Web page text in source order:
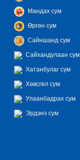
Мандах сум
Өргөн сум
Сайншанд сум
Сайхандулаан сум
Хатанбулаг сум
Хөвсгөл сум
Улаанбадрах сум
Эрдэнэ сум